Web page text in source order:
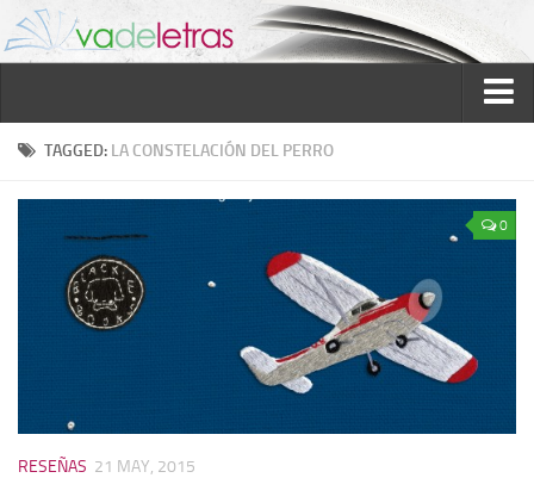
Inicio
Ver reseñas
Política de reseñas
Recomendados
TAGGED: LA CONSTELACIÓN DEL PERRO
0
RESEÑAS 21 MAY, 2015